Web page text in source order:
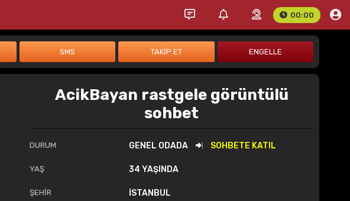
00:00
AcikBayan rastgele görüntülü
sohbet
DURUM GENEL ODADA SOHBETE KATIL
YAŞ 34 YAŞINDA
ŞEHİR İSTANBUL